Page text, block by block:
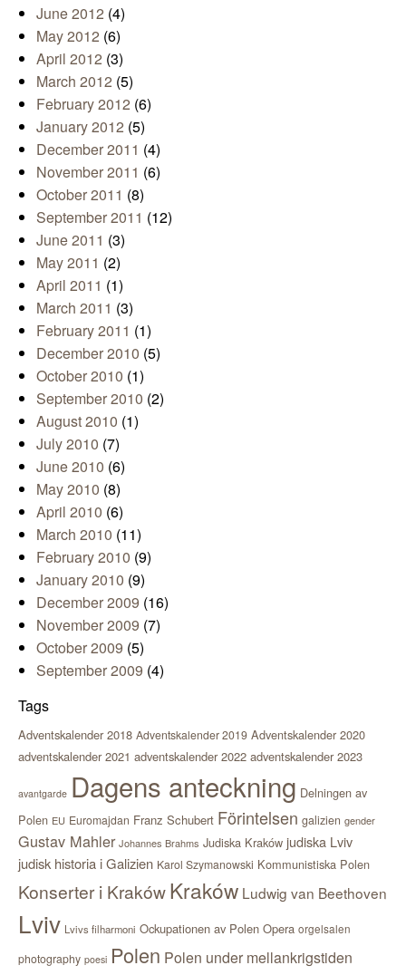
June 2012 (4)
May 2012 (6)
April 2012 (3)
March 2012 (5)
February 2012 (6)
January 2012 (5)
December 2011 (4)
November 2011 (6)
October 2011 (8)
September 2011 (12)
June 2011 (3)
May 2011 (2)
April 2011 (1)
March 2011 (3)
February 2011 (1)
December 2010 (5)
October 2010 (1)
September 2010 (2)
August 2010 (1)
July 2010 (7)
June 2010 (6)
May 2010 (8)
April 2010 (6)
March 2010 (11)
February 2010 (9)
January 2010 (9)
December 2009 (16)
November 2009 (7)
October 2009 (5)
September 2009 (4)
Tags
Adventskalender 2018 Adventskalender 2019 Adventskalender 2020
adventskalender 2021 adventskalender 2022 adventskalender 2023
avantgarde Dagens anteckning Delningen av
Polen EU Euromajdan Franz Schubert Förintelsen galizien gender
Gustav Mahler Johannes Brahms Judiska Kraków judiska Lviv
judisk historia i Galizien Karol Szymanowski Kommunistiska Polen
Konserter i KrakówKraków Ludwig van Beethoven
Lviv Lvivs filharmoni Ockupationen av Polen Opera orgelsalen
photography poesi Polen Polen under mellankrigstiden